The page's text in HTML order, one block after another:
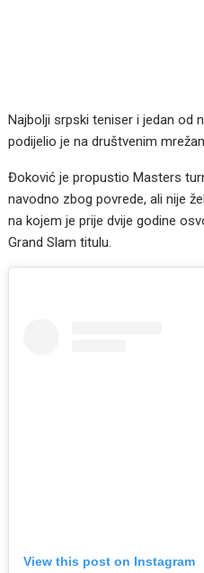
Najbolji srpski teniser i jedan od
podijelio je na društvenim
Đoković je propustio Masters
navodno zbog povrede, ali nije
na kojem je prije dvije godine
Grand Slam titulu.
View this post on Instagram